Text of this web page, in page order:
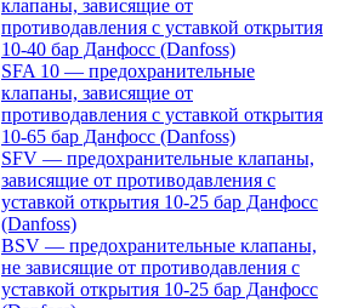
клапаны, зависящие от
противодавления с уставкой открытия
10-40 бар Данфосс (Danfoss)
SFA 10 — предохранительные
клапаны, зависящие от
противодавления с уставкой открытия
10-65 бар Данфосс (Danfoss)
SFV — предохранительные клапаны,
зависящие от противодавления с
уставкой открытия 10-25 бар Данфосс
(Danfoss)
BSV — предохранительные клапаны,
не зависящие от противодавления с
уставкой открытия 10-25 бар Данфосс